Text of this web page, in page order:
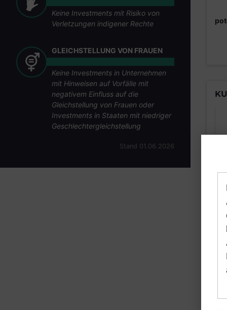
Keine Investments mit Risiko von
Verletzungen indigener Rechte
GLEICHSTELLUNG VON FRAUEN
Keine Investments in Unternehmen
mit Hinweisen auf Vorfälle mit
negativem Einfluss auf die
Gleichstellung von Frauen oder
Investments in Staaten mit niedriger
Geschlechtergleichstellung
Stand 01.06.2026